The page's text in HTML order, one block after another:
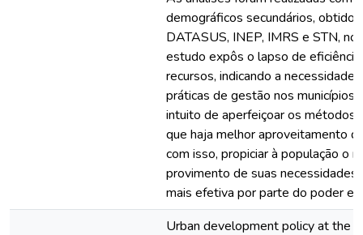
demográficos secundários,
DATASUS, INEP, IMRS e STN,
estudo expôs o lapso de eficiência
recursos, indicando a necessidade
práticas de gestão nos municípios
intuito de aperfeiçoar os métodos
que haja melhor aproveitamento
com isso, propiciar à população o
provimento de suas necessidades
mais efetiva por parte do poder
Urban development policy at the